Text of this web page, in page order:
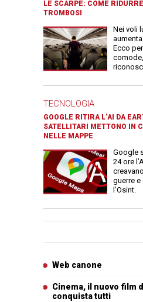
LE SCARPE: COME
TROMBOSI
Nei voli
Ecco
TECNOLOGIA
GOOGLE RITIRA L’AI DA
SATELLITARI METTONO IN
NELLE MAPPE
Google
24 ore
guerre
l’Osint.
Web canone
Cinema, il nuovo film
conquista tutti